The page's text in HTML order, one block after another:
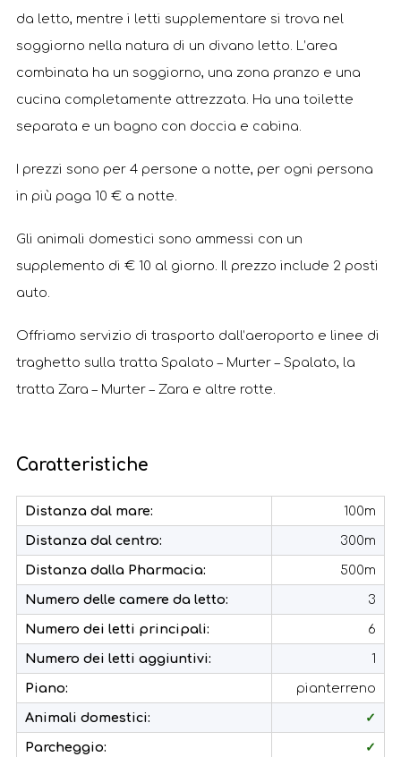
da letto, mentre i letti supplementare si trova nel
soggiorno nella natura di un divano letto. L’area
combinata ha un soggiorno, una zona pranzo e una
cucina completamente attrezzata. Ha una toilette
separata e un bagno con doccia e cabina.
I prezzi sono per 4 persone a notte, per ogni persona
in più paga 10 € a notte.
Gli animali domestici sono ammessi con un
supplemento di € 10 al giorno. Il prezzo include 2 posti
auto.
Offriamo servizio di trasporto dall’aeroporto e linee di
traghetto sulla tratta Spalato – Murter – Spalato, la
tratta Zara – Murter – Zara e altre rotte.
Caratteristiche
Distanza dal mare: 100m
Distanza dal centro: 300m
Distanza dalla Pharmacia: 500m
Numero delle camere da letto: 3
Numero dei letti principali: 6
Numero dei letti aggiuntivi: 1
Piano: pianterreno
Animali domestici: ✓
Parcheggio: ✓